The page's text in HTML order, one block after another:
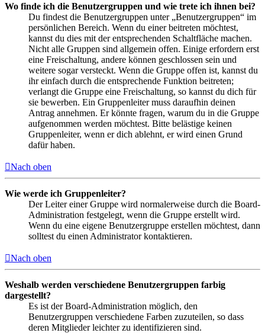
Wo finde ich die Benutzergruppen und wie trete ich ihnen bei?
Du findest die Benutzergruppen unter „Benutzergruppen“ im
persönlichen Bereich. Wenn du einer beitreten möchtest,
kannst du dies mit der entsprechenden Schaltfläche machen.
Nicht alle Gruppen sind allgemein offen. Einige erfordern erst
eine Freischaltung, andere können geschlossen sein und
weitere sogar versteckt. Wenn die Gruppe offen ist, kannst du
ihr einfach durch die entsprechende Funktion beitreten;
verlangt die Gruppe eine Freischaltung, so kannst du dich für
sie bewerben. Ein Gruppenleiter muss daraufhin deinen
Antrag annehmen. Er könnte fragen, warum du in die Gruppe
aufgenommen werden möchtest. Bitte belästige keinen
Gruppenleiter, wenn er dich ablehnt, er wird einen Grund
dafür haben.
Nach oben
Wie werde ich Gruppenleiter?
Der Leiter einer Gruppe wird normalerweise durch die Board-
Administration festgelegt, wenn die Gruppe erstellt wird.
Wenn du eine eigene Benutzergruppe erstellen möchtest, dann
solltest du einen Administrator kontaktieren.
Nach oben
Weshalb werden verschiedene Benutzergruppen farbig
dargestellt?
Es ist der Board-Administration möglich, den
Benutzergruppen verschiedene Farben zuzuteilen, so dass
deren Mitglieder leichter zu identifizieren sind.